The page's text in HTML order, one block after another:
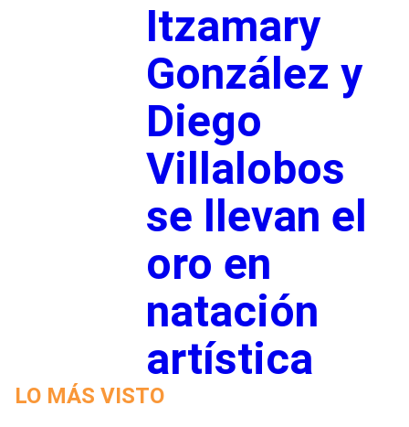
Itzamary
González y
Diego
Villalobos
se llevan el
oro en
natación
artística
LO MÁS VISTO